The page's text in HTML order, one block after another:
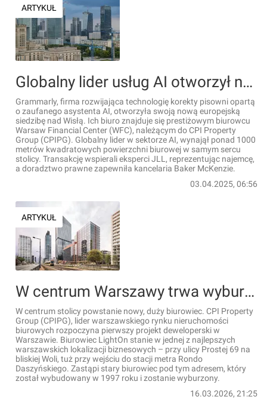
ARTYKUŁ
Globalny lider usług AI otworzył nowe biuro w Warszawie
Grammarly, firma rozwijająca technologię korekty pisowni opartą
o zaufanego asystenta AI, otworzyła swoją nową europejską
siedzibę nad Wisłą. Ich biuro znajduje się prestiżowym biurowcu
Warsaw Financial Center (WFC), należącym do CPI Property
Group (CPIPG). Globalny lider w sektorze AI, wynajął ponad 1000
metrów kwadratowych powierzchni biurowej w samym sercu
stolicy. Transakcję wspierali eksperci JLL, reprezentując najemcę,
a doradztwo prawne zapewniła kancelaria Baker McKenzie.
03.04.2025, 06:56
ARTYKUŁ
W centrum Warszawy trwa wyburzanie starego biurowca Prosta 69. Zastąpi go nowoczesny, 14-kondygnacyjny LightOn [FILM+WIZUALIZACJE]
W centrum stolicy powstanie nowy, duży biurowiec. CPI Property
Group (CPIPG), lider warszawskiego rynku nieruchomości
biurowych rozpoczyna pierwszy projekt deweloperski w
Warszawie. Biurowiec LightOn stanie w jednej z najlepszych
warszawskich lokalizacji biznesowych – przy ulicy Prostej 69 na
bliskiej Woli, tuż przy wejściu do stacji metra Rondo
Daszyńskiego. Zastąpi stary biurowiec pod tym adresem, który
został wybudowany w 1997 roku i zostanie wyburzony.
16.03.2026, 21:25